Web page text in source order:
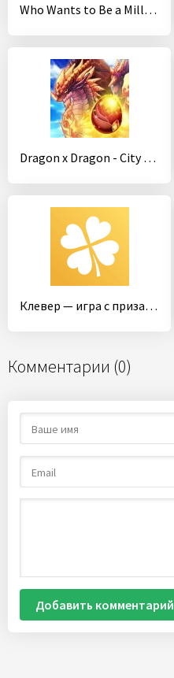
Who Wants to Be a Millionaire? Trivia & Quiz Game
Dragon x Dragon - City Sim Game
Клевер — игра с призами
Комментарии (0)
Добавить комментарий